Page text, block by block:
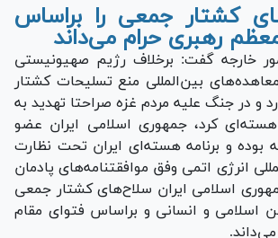
کشتار جمعی را براساس
رهبری حرام می‌داند
خارجه گفت: برخلاف رژیم صهیونیستی
بین‌المللی منع تسلیحات کشتار
و در جنگ علیه مردم غزه صراحتا تهدید به
هسته‌ای کرد، جمهوری اسلامی ایران عضو
بوده و برنامه هسته‌ای ایران تحت نظارت
انرژی اتمی وفق موافقتنامه‌های پادمان
اسلامی ایران سلاح‌های کشتار جمعی
اسلامی و انسانی و براساس فتوای مقام